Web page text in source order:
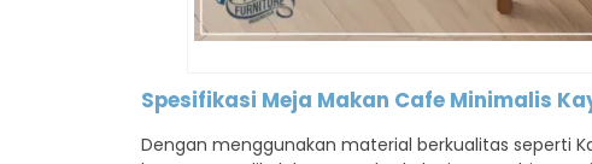
Spesifikasi Meja Makan Cafe Minimalis
Dengan menggunakan material berkualitas seperti